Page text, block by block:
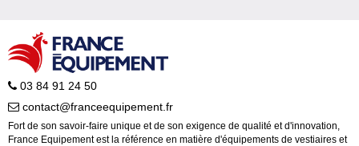
03 84 91 24 50
contact@franceequipement.fr
Fort de son savoir-faire unique et de son exigence de qualité et d'innovation,
France Equipement est la référence en matière d'équipements de vestiaires et